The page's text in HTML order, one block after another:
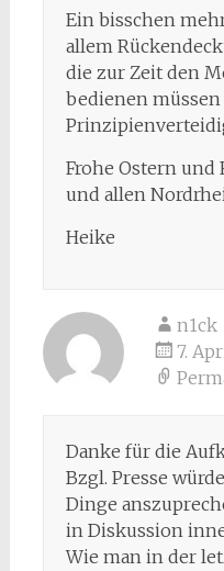
Ein bisschen
allem
die zur Zeit den
bedienen
Frohe Ostern und
und allen
Heike
n1ck
7.
Danke für die
Bzgl. Presse
Dinge
in Diskussion
Wie man in der